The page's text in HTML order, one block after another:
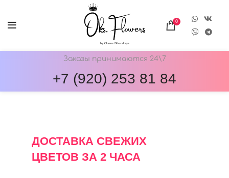
0
Заказы принимаются 24\7
+7 (920) 253 81 84
ДОСТАВКА СВЕЖИХ
ЦВЕТОВ ЗА 2 ЧАСА